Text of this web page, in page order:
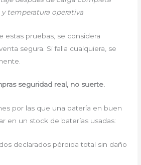
temperatura operativa
estas pruebas, se considera
segura. Si falla cualquiera, se
seguridad real, no suerte.
por las que una batería en buen
en un stock de baterías usadas:
declarados pérdida total sin daño